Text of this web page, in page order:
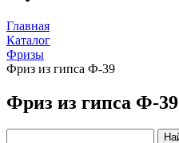
Главная
Каталог
Фризы
Фриз из гипса Ф-39
Фриз из гипса Ф-39